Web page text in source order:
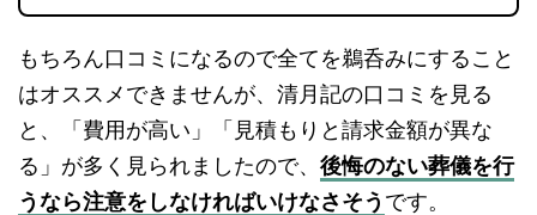
もちろん口コミになるので全てを鵜呑みにすること
はオススメできませんが、清月記の口コミを見る
と、「費用が高い」「見積もりと請求金額が異な
る」が多く見られましたので、 後悔のない葬儀を行
うなら注意をしなければいけなさそう です。